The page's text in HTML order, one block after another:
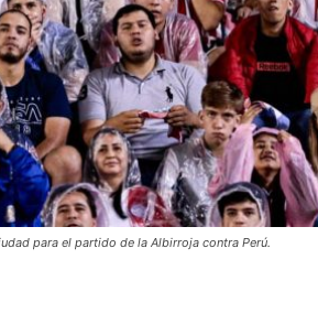
para el partido de la Albirroja contra Perú.